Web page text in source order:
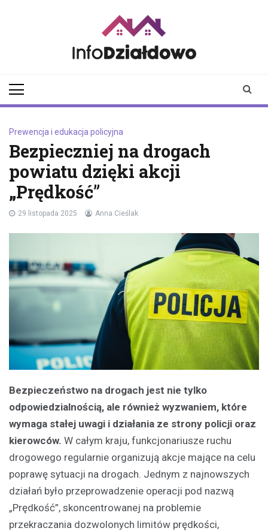
Prewencja i edukacja policyjna
Bezpieczniej na drogach
powiatu dzięki akcji
„Prędkość”
29 listopada 2025 Anna Cieślak
Bezpieczeństwo na drogach jest nie tylko
odpowiedzialnością, ale również wyzwaniem, które
wymaga stałej uwagi i działania ze strony policji oraz
kierowców. W całym kraju, funkcjonariusze ruchu
drogowego regularnie organizują akcje mające na celu
poprawę sytuacji na drogach. Jednym z najnowszych
działań było przeprowadzenie operacji pod nazwą
„Prędkość”, skoncentrowanej na problemie
przekraczania dozwolonych limitów prędkości,